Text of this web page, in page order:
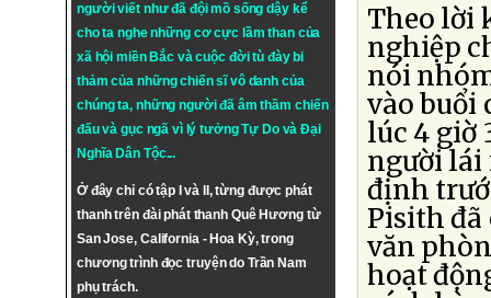
người viết như đã đội mồ sống dậy kể
cho ta nghe những cơ cực lầm than của
xã hội miền Bắc và cuộc đời tù đày bi
thảm của những chiến sĩ vô danh của
chúng ta, những người đã âm thầm chiến
đấu và gục ngã vì lý tưởngTự DovàĐại
Nghĩa Dân Tộc...
Ở đây chỉ có tập I và II, từng được phát
thanh trên đài phát thanh Quê Hương từ
San Jose, California - Hoa Kỳ, trong
chương trình đọc truyện do Trần Nam
phụ trách.
Theo lời
nghiệp
nói
vào buổi
lúc 4 giờ
người lái
định
Pisith đã
văn
hoạt